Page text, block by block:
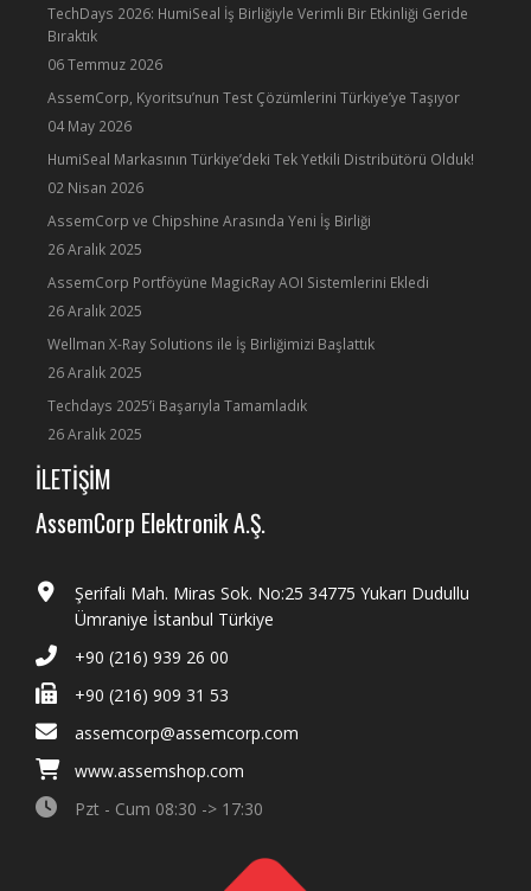
TechDays 2026: HumiSeal İş Birliğiyle Verimli Bir Etkinliği Geride
Bıraktık
06 Temmuz 2026
AssemCorp, Kyoritsu’nun Test Çözümlerini Türkiye’ye Taşıyor
04 May 2026
HumiSeal Markasının Türkiye’deki Tek Yetkili Distribütörü Olduk!
02 Nisan 2026
AssemCorp ve Chipshine Arasında Yeni İş Birliği
26 Aralık 2025
AssemCorp Portföyüne MagicRay AOI Sistemlerini Ekledi
26 Aralık 2025
Wellman X-Ray Solutions ile İş Birliğimizi Başlattık
26 Aralık 2025
Techdays 2025’i Başarıyla Tamamladık
26 Aralık 2025
İLETİŞİM
AssemCorp Elektronik A.Ş.
Şerifali Mah. Miras Sok. No:25 34775 Yukarı Dudullu
Ümraniye İstanbul Türkiye
+90 (216) 939 26 00
+90 (216) 909 31 53
assemcorp@assemcorp.com
www.assemshop.com
Pzt - Cum 08:30 -> 17:30